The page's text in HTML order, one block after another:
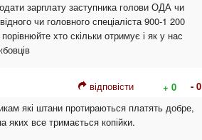
зарплату заступника голови ОДА чи
чи головного спеціаліста 900-1 200
хто скільки отримує і як у нас
відповісти + 0
- 0
які штани протираються платять добре,
яких все тримається копійки.